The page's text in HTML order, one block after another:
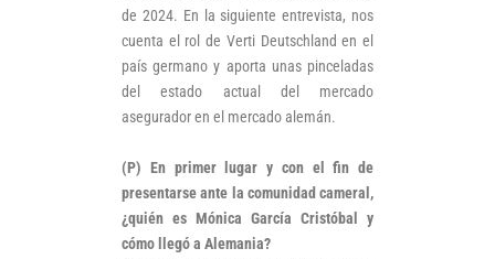
de 2024. En la siguiente entrevista, nos
cuenta el rol de Verti Deutschland en el
país germano y aporta unas pinceladas
del estado actual del mercado
asegurador en el mercado alemán.
(P) En primer lugar y con el fin de
presentarse ante la comunidad cameral,
¿quién es Mónica García Cristóbal y
cómo llegó a Alemania?